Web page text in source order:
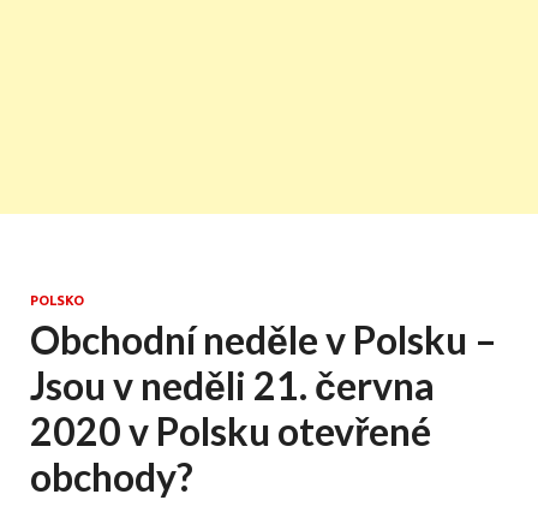
POLSKO
Obchodní neděle v Polsku –
Jsou v neděli 21. června
2020 v Polsku otevřené
obchody?